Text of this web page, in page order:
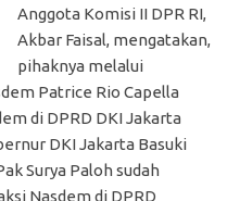
Anggota Komisi II DPR RI,
Akbar Faisal, mengatakan,
pihaknya melalui
Patrice Rio Capella
di DPRD DKI Jakarta
DKI Jakarta Basuki
Surya Paloh sudah
Nasdem di DPRD